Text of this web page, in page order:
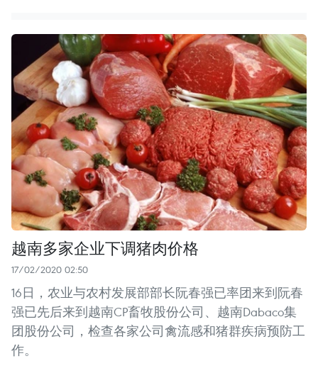
越南多家企业下调猪肉价格
17/02/2020 02:50
16日，农业与农村发展部部长阮春强已率团来到阮春
强已先后来到越南CP畜牧股份公司、越南Dabaco集
团股份公司，检查各家公司禽流感和猪群疾病预防工
作。